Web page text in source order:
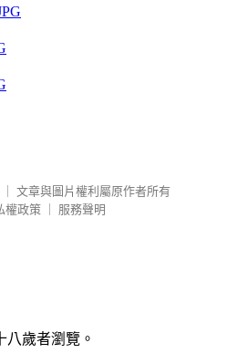
文章與圖片權利屬原作者所有
權政策
服務聲明
八歲者瀏覽。